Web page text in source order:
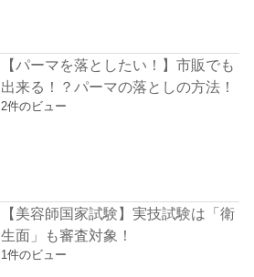
【パーマを落としたい！】市販でも
出来る！？パーマの落としの方法！
2件のビュー
【美容師国家試験】実技試験は「衛
生面」も審査対象！
1件のビュー